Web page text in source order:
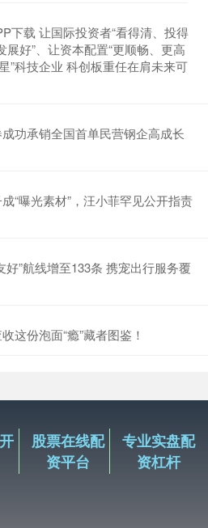
下载 让国际投资者“看得清、投得
展好”、让资本配置“更顺畅、更高
科技企业 科创板重任在肩未来可
功承销全国首单民营钢企高成长
“曝光素材”，汪小菲罕见公开指责
好”航线增至133条 携宠出行服务覆
这份泡面“瘾”藏者图鉴！
股票在线配
资平台
专业实盘配
资杠杆